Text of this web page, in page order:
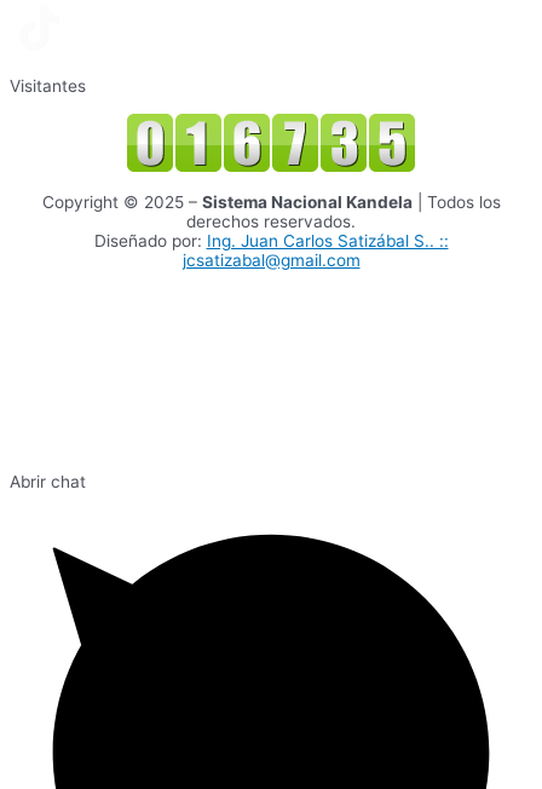
Visitantes
Copyright © 2025 – Sistema Nacional Kandela| Todos los
derechos reservados.
Diseñado por: Ing. Juan Carlos Satizábal S.. ::
jcsatizabal@gmail.com
Abrir chat